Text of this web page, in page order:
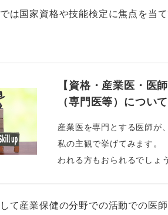
は国家資格や技能検定に焦点を当
【資格・産業医・医
（専門医等）につい
産業医を専門とする医師が
私の主観で挙げてみます。
われる方もおられるでしょ
て産業保健の分野での活動での医